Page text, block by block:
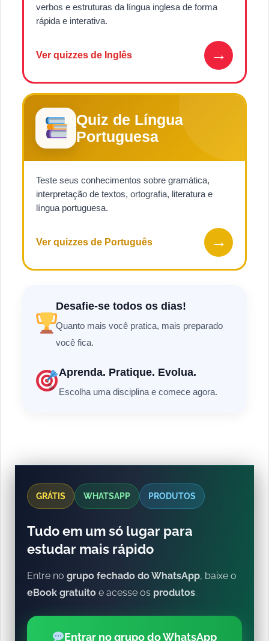
verbos e estruturas da língua inglesa de forma
rápida e interativa.
Ver quizzes de Inglês →
Quiz de Língua
Portuguesa
Teste seus conhecimentos sobre gramática,
interpretação de textos, ortografia, literatura e
língua portuguesa.
Ver quizzes de Português →
Desafie-se todos os dias!
Quanto mais você pratica, mais preparado
você fica.
Aprenda. Pratique. Evolua.
Escolha uma disciplina e comece agora.
GRÁTIS WHATSAPP PRODUTOS
Tudo em um só lugar para
estudar mais rápido
Entre no grupo fechado do WhatsApp, baixe o
eBook gratuito e acesse os produtos.
Entrar no grupo do WhatsApp